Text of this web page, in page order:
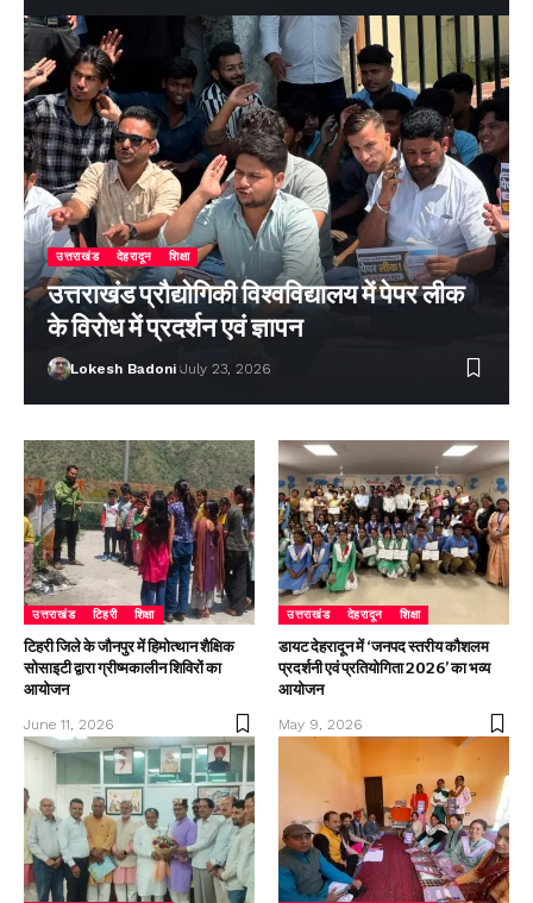
उत्तराखंड देहरादून शिक्षा
उत्तराखंड प्रौद्योगिकी विश्वविद्यालय में पेपर लीक
के विरोध में प्रदर्शन एवं ज्ञापन
Lokesh Badoni July 23, 2026
उत्तराखंड टिहरी शिक्षा
टिहरी जिले के जौनपुर में हिमोत्थान शैक्षिक
सोसाइटी द्वारा ग्रीष्मकालीन शिविरों का
आयोजन
June 11, 2026
उत्तराखंड देहरादून शिक्षा
डायट देहरादून में ‘जनपद स्तरीय कौशलम
प्रदर्शनी एवं प्रतियोगिता 2026’ का भव्य
आयोजन
May 9, 2026